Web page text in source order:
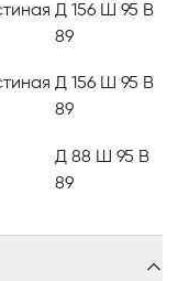
линий,
гармонию.
Д 156 Ш 95 В
89
Д 156 Ш 95 В
89
Д 88 Ш 95 В
89